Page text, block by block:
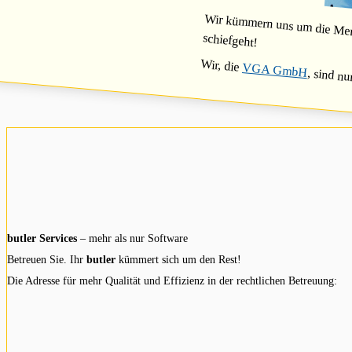
Wir kümmern uns um die
schiefgeht!
Wir, dieVGA GmbH, sind
butler Services – mehr als nur Software
Betreuen Sie. Ihr butler kümmert sich um den Rest!
Die Adresse für mehr Qualität und Effizienz in der rechtlichen Betreuung: